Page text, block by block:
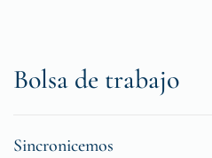
Bolsa de trabajo
Sincronicemos